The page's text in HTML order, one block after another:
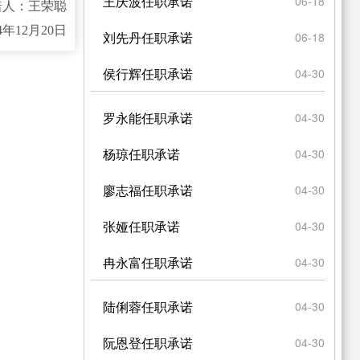
：王荣聪
年12月20日
刘先丹任职承诺 06-18
侯行辉任职承诺 04-30
罗永能任职承诺 04-30
杨琼任职承诺 04-30
廖志福任职承诺 04-30
张娅任职承诺 04-30
冉永富任职承诺 04-30
陆俐蓉任职承诺 04-30
阮恩登任职承诺 04-30